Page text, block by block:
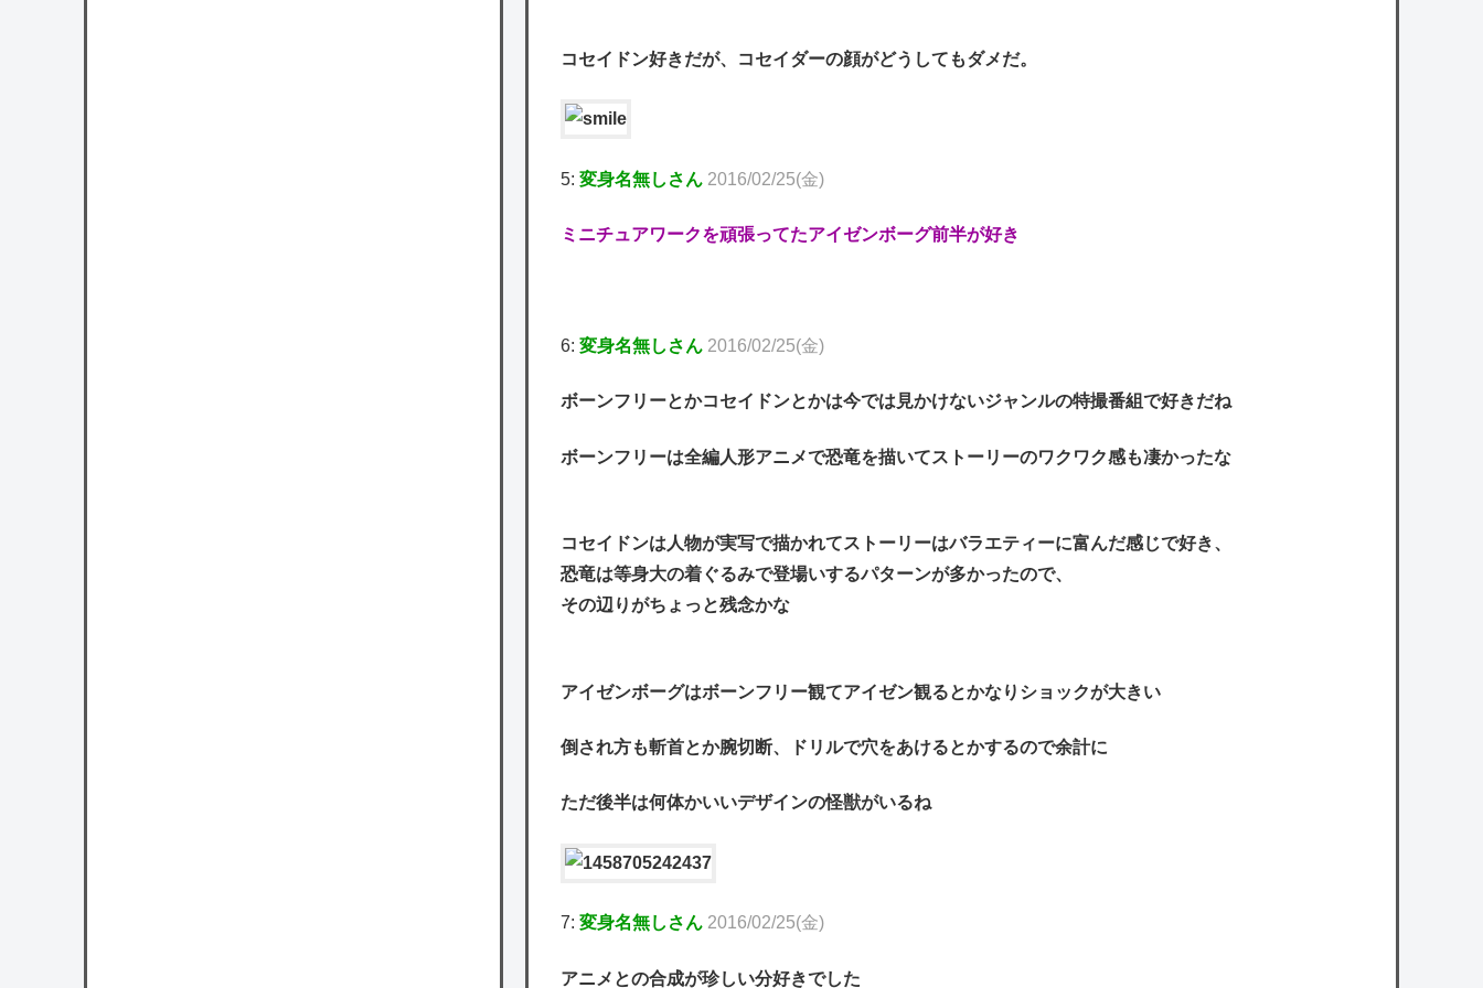
コセイドン好きだが、コセイダーの顔がどうしてもダメだ。
5: 変身名無しさん 2016/02/25(金)
ミニチュアワークを頑張ってたアイゼンボーグ前半が好き
6: 変身名無しさん 2016/02/25(金)
ボーンフリーとかコセイドンとかは今では見かけないジャンルの特撮番組で好きだね
ボーンフリーは全編人形アニメで恐竜を描いてストーリーのワクワク感も凄かったな
コセイドンは人物が実写で描かれてストーリーはバラエティーに富んだ感じで好き、
恐竜は等身大の着ぐるみで登場いするパターンが多かったので、
その辺りがちょっと残念かな
アイゼンボーグはボーンフリー観てアイゼン観るとかなりショックが大きい
倒され方も斬首とか腕切断、ドリルで穴をあけるとかするので余計に
ただ後半は何体かいいデザインの怪獣がいるね
7: 変身名無しさん 2016/02/25(金)
アニメとの合成が珍しい分好きでした